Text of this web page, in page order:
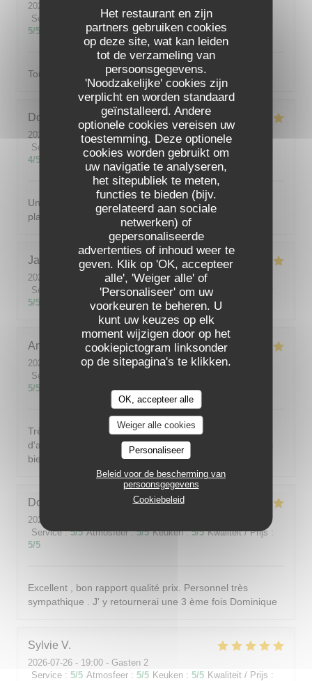
Het restaurant en zijn
partners gebruiken cookies
op deze site, wat kan leiden
tot de verzameling van
persoonsgegevens.
'Noodzakelijke' cookies zijn
verplicht en worden standaard
geïnstalleerd. Andere
optionele cookies vereisen uw
toestemming. Deze optionele
cookies worden gebruikt om
uw navigatie te analyseren,
het sitepubliek te meten,
functies te bieden (bijv.
gerelateerd aan sociale
netwerken) of
gepersonaliseerde
advertenties of inhoud weer te
geven. Klik op 'OK, accepteer
alle', 'Weiger alle' of
'Personaliseer' om uw
voorkeuren te beheren. U
kunt uw keuzes op elk
moment wijzigen door op het
cookiepictogram linksonder
op de sitepagina's te klikken.
OK, accepteer alle
Weiger alle cookies
Personaliseer
Beleid voor de bescherming van
persoonsgegevens
Cookiebeleid
2026-08-03
Service
Atmosfeer: 5/5 Keuken: 5/5 Kwaliteit / Prijs
5/5
Tout était excellent !
Dominique
2026-07-31
- 19:45 - Gasten 4
Service
Atmosfeer /5 Keuken 5 /5 Kwaliteit / Prijs
4/5
Un accueil chaleureux et avec le sourire. De succulents
plats. Le service était parfait.
Jacqueline M
2026-07-28
- 19:00 - Gasten 4
Service
Atmosfeer: 5/5 Keuken: 5 /5 Kwaliteit / Prijs
5/5
Angélique F
2026-08-01
- 19:00 - Gasten 4
Service
5/5
Très bonne adresse. 1er passage il y a une douzaine
d'année. 2 enpassage hier, et toujours aussi bon et très
bien! Tant au niveau cuisine que du service!
Dominique
2026-08-01
Service: 5/5 Atmosfeer: 5/5 Keuken: 5/5 Kwaliteit / Prijs :
5/5
Excellent , bon rapport qualité prix. Personnel très
sympathique . J' y retournerai une 3 ème fois Dominique
Sylvie V
2026-07-26 - 19:00 - Gasten 2
Service : 5/5 Atmosfeer : 5/5 Keuken : 5/5 Kwaliteit / Prijs :